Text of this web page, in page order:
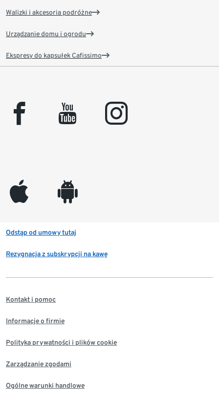
Walizki i akcesoria podróżne
Urządzanie domu i ogrodu
Ekspresy do kapsułek Cafissimo
facebook youtube instagram
appleinc android
Odstąp od umowy tutaj
Rezygnacja z subskrypcji na kawę
Kontakt i pomoc
Informacje o firmie
Polityka prywatności i plików cookie
Zarządzanie zgodami
Ogólne warunki handlowe